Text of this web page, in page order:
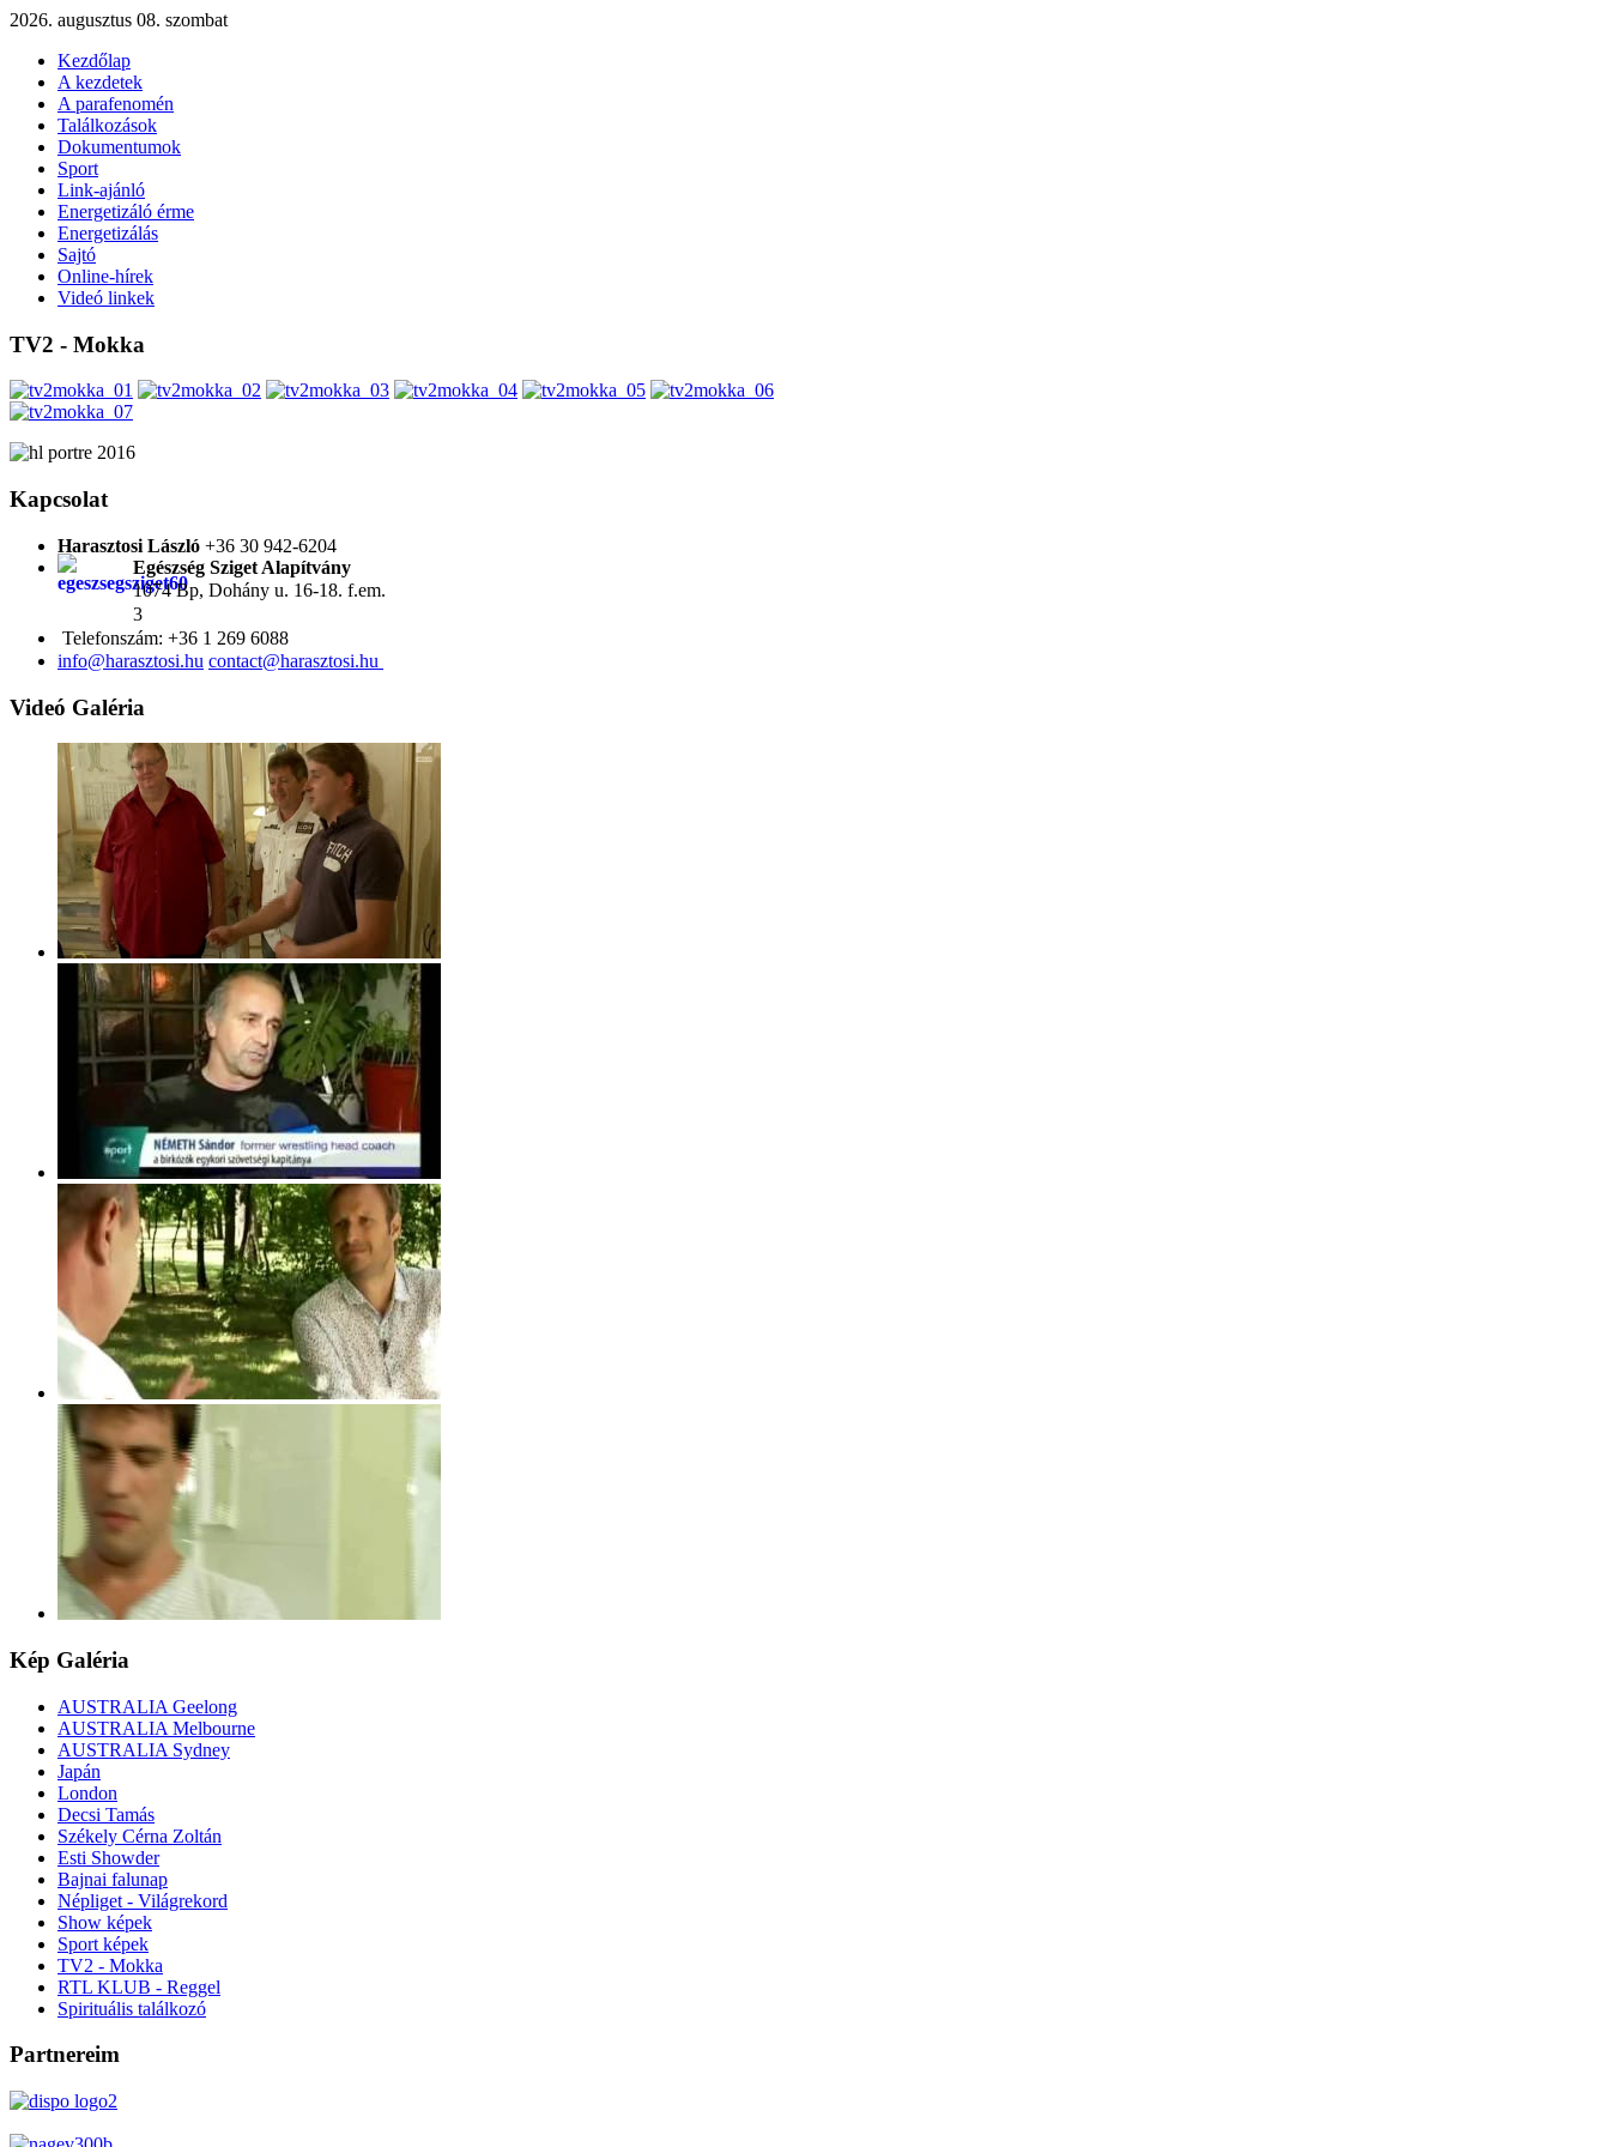
2026. augusztus 08. szombat
Kezdőlap
A kezdetek
A parafenomén
Találkozások
Dokumentumok
Sport
Link-ajánló
Energetizáló érme
Energetizálás
Sajtó
Online-hírek
Videó linkek
TV2 - Mokka
Kapcsolat
Harasztosi László +36 30 942-6204
Egészség Sziget Alapítvány
1074 Bp, Dohány u. 16-18. f.em.
3
Telefonszám: +36 1 269 6088
Videó Galéria
Kép Galéria
AUSTRALIA Geelong
AUSTRALIA Melbourne
AUSTRALIA Sydney
Japán
London
Decsi Tamás
Székely Cérna Zoltán
Esti Showder
Bajnai falunap
Népliget - Világrekord
Show képek
Sport képek
TV2 - Mokka
RTL KLUB - Reggel
Spirituális találkozó
Partnereim